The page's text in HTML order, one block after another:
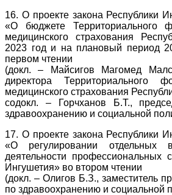
16. О проекте закона Республики
«О бюджете Территориального
медицинского страхования
2023 год и на плановый период
первом чтении
(докл. – Майсигов Магомед
директора Территориального
медицинского страхования
содокл. – Горчханов Б.Т.,
здравоохранению и социальной
17. О проекте закона Республики
«О регулировании отдельных
деятельности профессиональных
Ингушетия» во втором чтении
(докл. – Олигов Б.З., заместитель
по здравоохранению и социальной